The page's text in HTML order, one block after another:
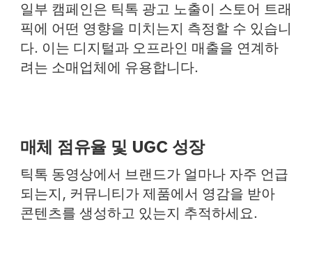
일부 캠페인은 틱톡 광고 노출이 스토어 트래
픽에 어떤 영향을 미치는지 측정할 수 있습니
다. 이는 디지털과 오프라인 매출을 연계하
려는 소매업체에 유용합니다.
매체 점유율 및 UGC 성장
틱톡 동영상에서 브랜드가 얼마나 자주 언급
되는지, 커뮤니티가 제품에서 영감을 받아
콘텐츠를 생성하고 있는지 추적하세요.